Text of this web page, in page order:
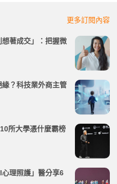
更多訂閱內容
著成交」：把握微
？科技業外商主管
所大學憑什麼霸榜
理照護」醫分享6